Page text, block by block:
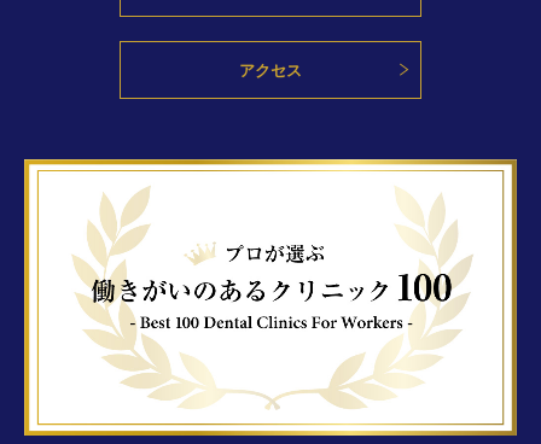
アクセス